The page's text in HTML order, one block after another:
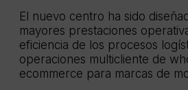
El nuevo centro ha sido
mayores prestaciones
eficiencia de los procesos
operaciones multicliente de
ecommerce para marcas de